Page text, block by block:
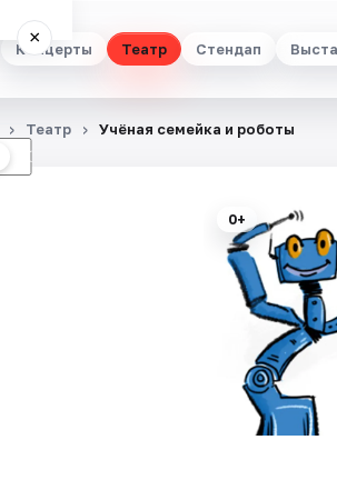
Концерты Театр Стендап
×
☾
Театр Учёная семейка и роботы
0+